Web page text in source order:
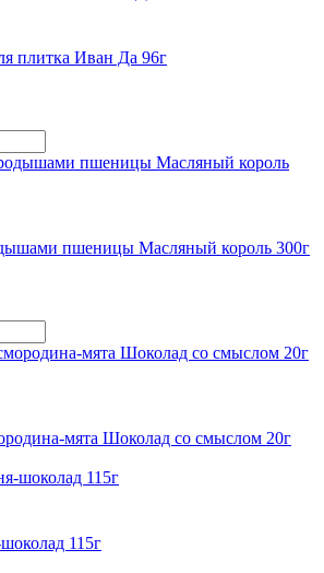
плитка Иван Да 96г
пшеницы Масляный король 300г
мята Шоколад со смыслом 20г
115г